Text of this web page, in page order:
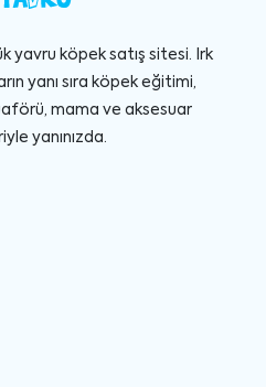
yavru köpek satış sitesi. Irk
yanı sıra köpek eğitimi,
mama ve aksesuar
yanınızda.